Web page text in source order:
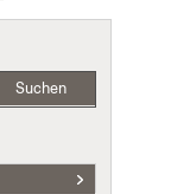
Suchen